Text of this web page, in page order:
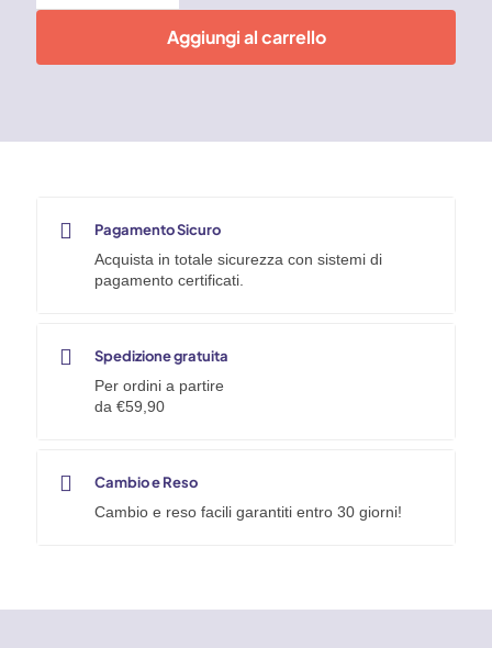
spray
400
Aggiungi al carrello
Pagamento Sicuro
Acquista in totale sicurezza con sistemi di
pagamento certificati.
Spedizione gratuita
Per ordini a partire
da €59,90
Cambio e Reso
Cambio e reso facili garantiti entro 30 giorni!